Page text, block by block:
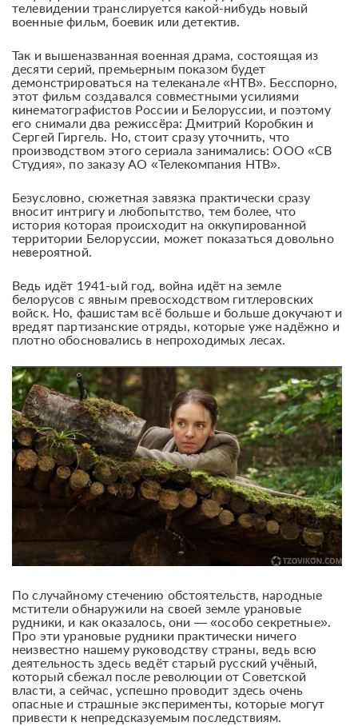
телевидении транслируется какой-нибудь новый
военные фильм, боевик или детектив.
Так и вышеназванная военная драма, состоящая из
десяти серий, премьерным показом будет
демонстрироваться на телеканале «НТВ». Бесспорно,
этот фильм создавался совместными усилиями
кинематографистов России и Белоруссии, и поэтому
его снимали два режиссёра: Дмитрий Коробкин и
Сергей Гиргель. Но, стоит сразу уточнить, что
производством этого сериала занимались: ООО «СВ
Студия», по заказу АО «Телекомпания НТВ».
Безусловно, сюжетная завязка практически сразу
вносит интригу и любопытство, тем более, что
история которая происходит на оккупированной
территории Белоруссии, может показаться довольно
невероятной.
Ведь идёт 1941-ый год, война идёт на земле
белорусов с явным превосходством гитлеровских
войск. Но, фашистам всё больше и больше докучают и
вредят партизанские отряды, которые уже надёжно и
плотно обосновались в непроходимых лесах.
По случайному стечению обстоятельств, народные
мстители обнаружили на своей земле урановые
рудники, и как оказалось, они — «особо секретные».
Про эти урановые рудники практически ничего
неизвестно нашему руководству страны, ведь всю
деятельность здесь ведёт старый русский учёный,
который сбежал после революции от Советской
власти, а сейчас, успешно проводит здесь очень
опасные и страшные эксперименты, которые могут
привести к непредсказуемым последствиям.